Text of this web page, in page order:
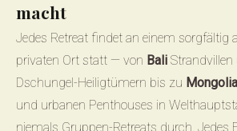
macht
Jedes Retreat findet an einem sorgfältig
privaten Ort statt — von Bali Strandvillen
Dschungel-Heiligtümern bis zu
und urbanen Penthouses in
niemals Gruppen-Retreats durch. Jedes